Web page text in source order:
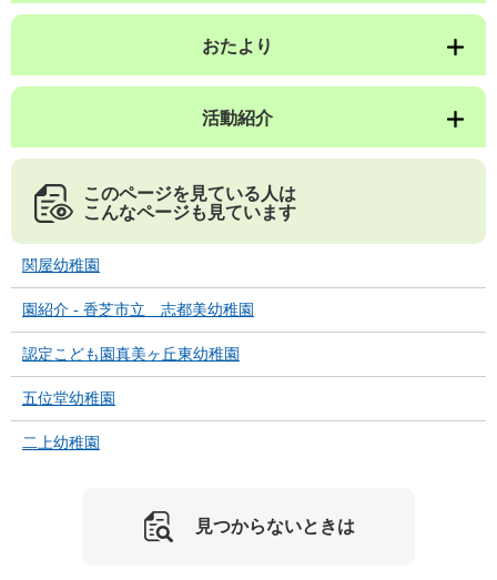
おたより
活動紹介
このページを見ている人は
こんなページも見ています
関屋幼稚園
園紹介 - 香芝市立 志都美幼稚園
認定こども園真美ヶ丘東幼稚園
五位堂幼稚園
二上幼稚園
見つからないときは